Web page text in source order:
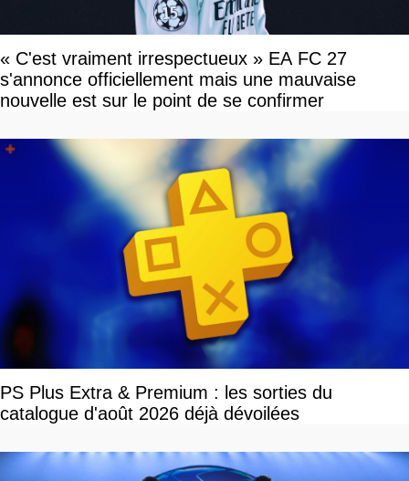
« C'est vraiment irrespectueux » EA FC 27
s'annonce officiellement mais une mauvaise
nouvelle est sur le point de se confirmer
PS Plus Extra & Premium : les sorties du
catalogue d'août 2026 déjà dévoilées